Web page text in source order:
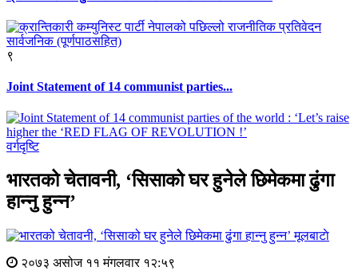
९
Joint Statement of 14 communist parties...
वर्गदृष्टि
भारतको चेतावनी, ‘सिसाको घर हुनेले छिमेकमा ढुंगा
हान्नु हुन्न’
मूलबाटाे
२०७३ असोज ११ मंगलवार १२:५९